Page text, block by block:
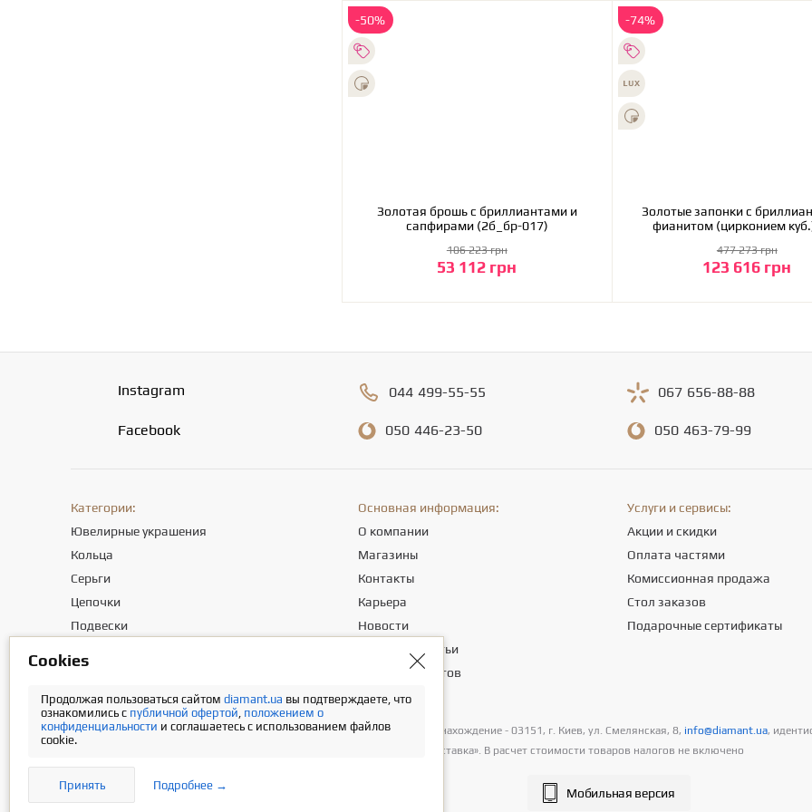
-50%
Золотая брошь с бриллиантами и
сапфирами (2б_бр-017)
53 112 грн
106 223 грн
В корзину
-74%
Золотые запонки с
фианитом (цирконием
123 616 грн
477 273 грн
В корзину
Instagram
Facebook
044 499-55-55
050 446-23-50
067 656-88-88
050 463-79-99
Категории:
Ювелирные украшения
Кольца
Серьги
Цепочки
Подвески
Основная информация:
О компании
Магазины
Контакты
Карьера
Новости
Полезные статьи
Отзывы клиентов
Услуги и сервисы:
Акции и скидки
Оплата частями
Комиссионная продажа
Стол заказов
Подарочные сертификаты
Общество с ограниченной ответственностью «ПРИКРАСИ СВІТУ». Местонахождение - 03151, г. Киев, ул. Смелянская, 8, info@diamant.ua,
Информация о стоимости доставки содержится в разделе «Оплата и доставка». В расчет стоимости товаров налогов не включено
Мобильная версия
Сookies
Продолжая пользоваться сайтом diamant.ua вы подтверждаете, что
ознакомились с публичной офертой, положением о
конфиденциальности и соглашаетесь с использованием файлов
cookie.
Принять Подробнее →